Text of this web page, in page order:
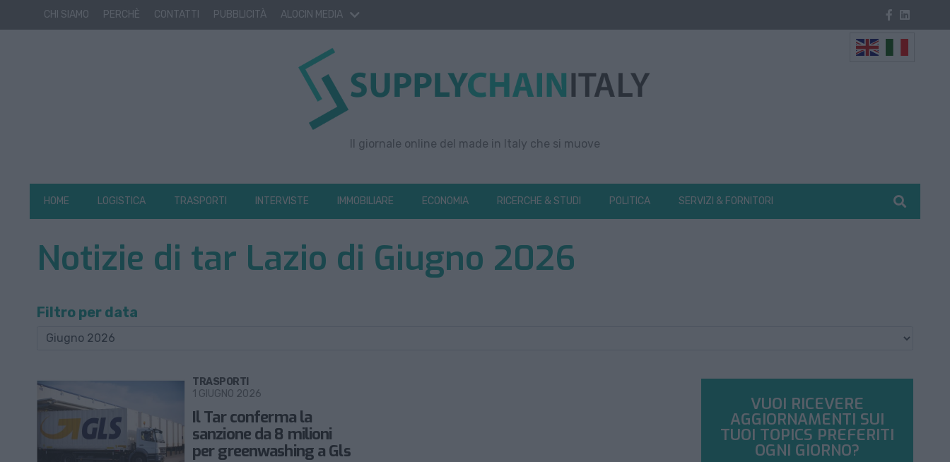
CHI SIAMO PERCHÈ CONTATTI PUBBLICITÀ ALOCIN MEDIA
Il giornale online del made in Italy che si muove
HOME LOGISTICA TRASPORTI INTERVISTE IMMOBILIARE ECONOMIA RICERCHE & STUDI POLITICA SERVIZI & FORNITORI
Notizie di tar Lazio di Giugno 2026
Filtro per data
Il Tar conferma la
sanzione da 8 milioni
per greenwashing a Gls
TRASPORTI
1 GIUGNO 2026
VUOI RICEVERE
AGGIORNAMENTI SUI
TUOI TOPICS PREFERITI
OGNI GIORNO?